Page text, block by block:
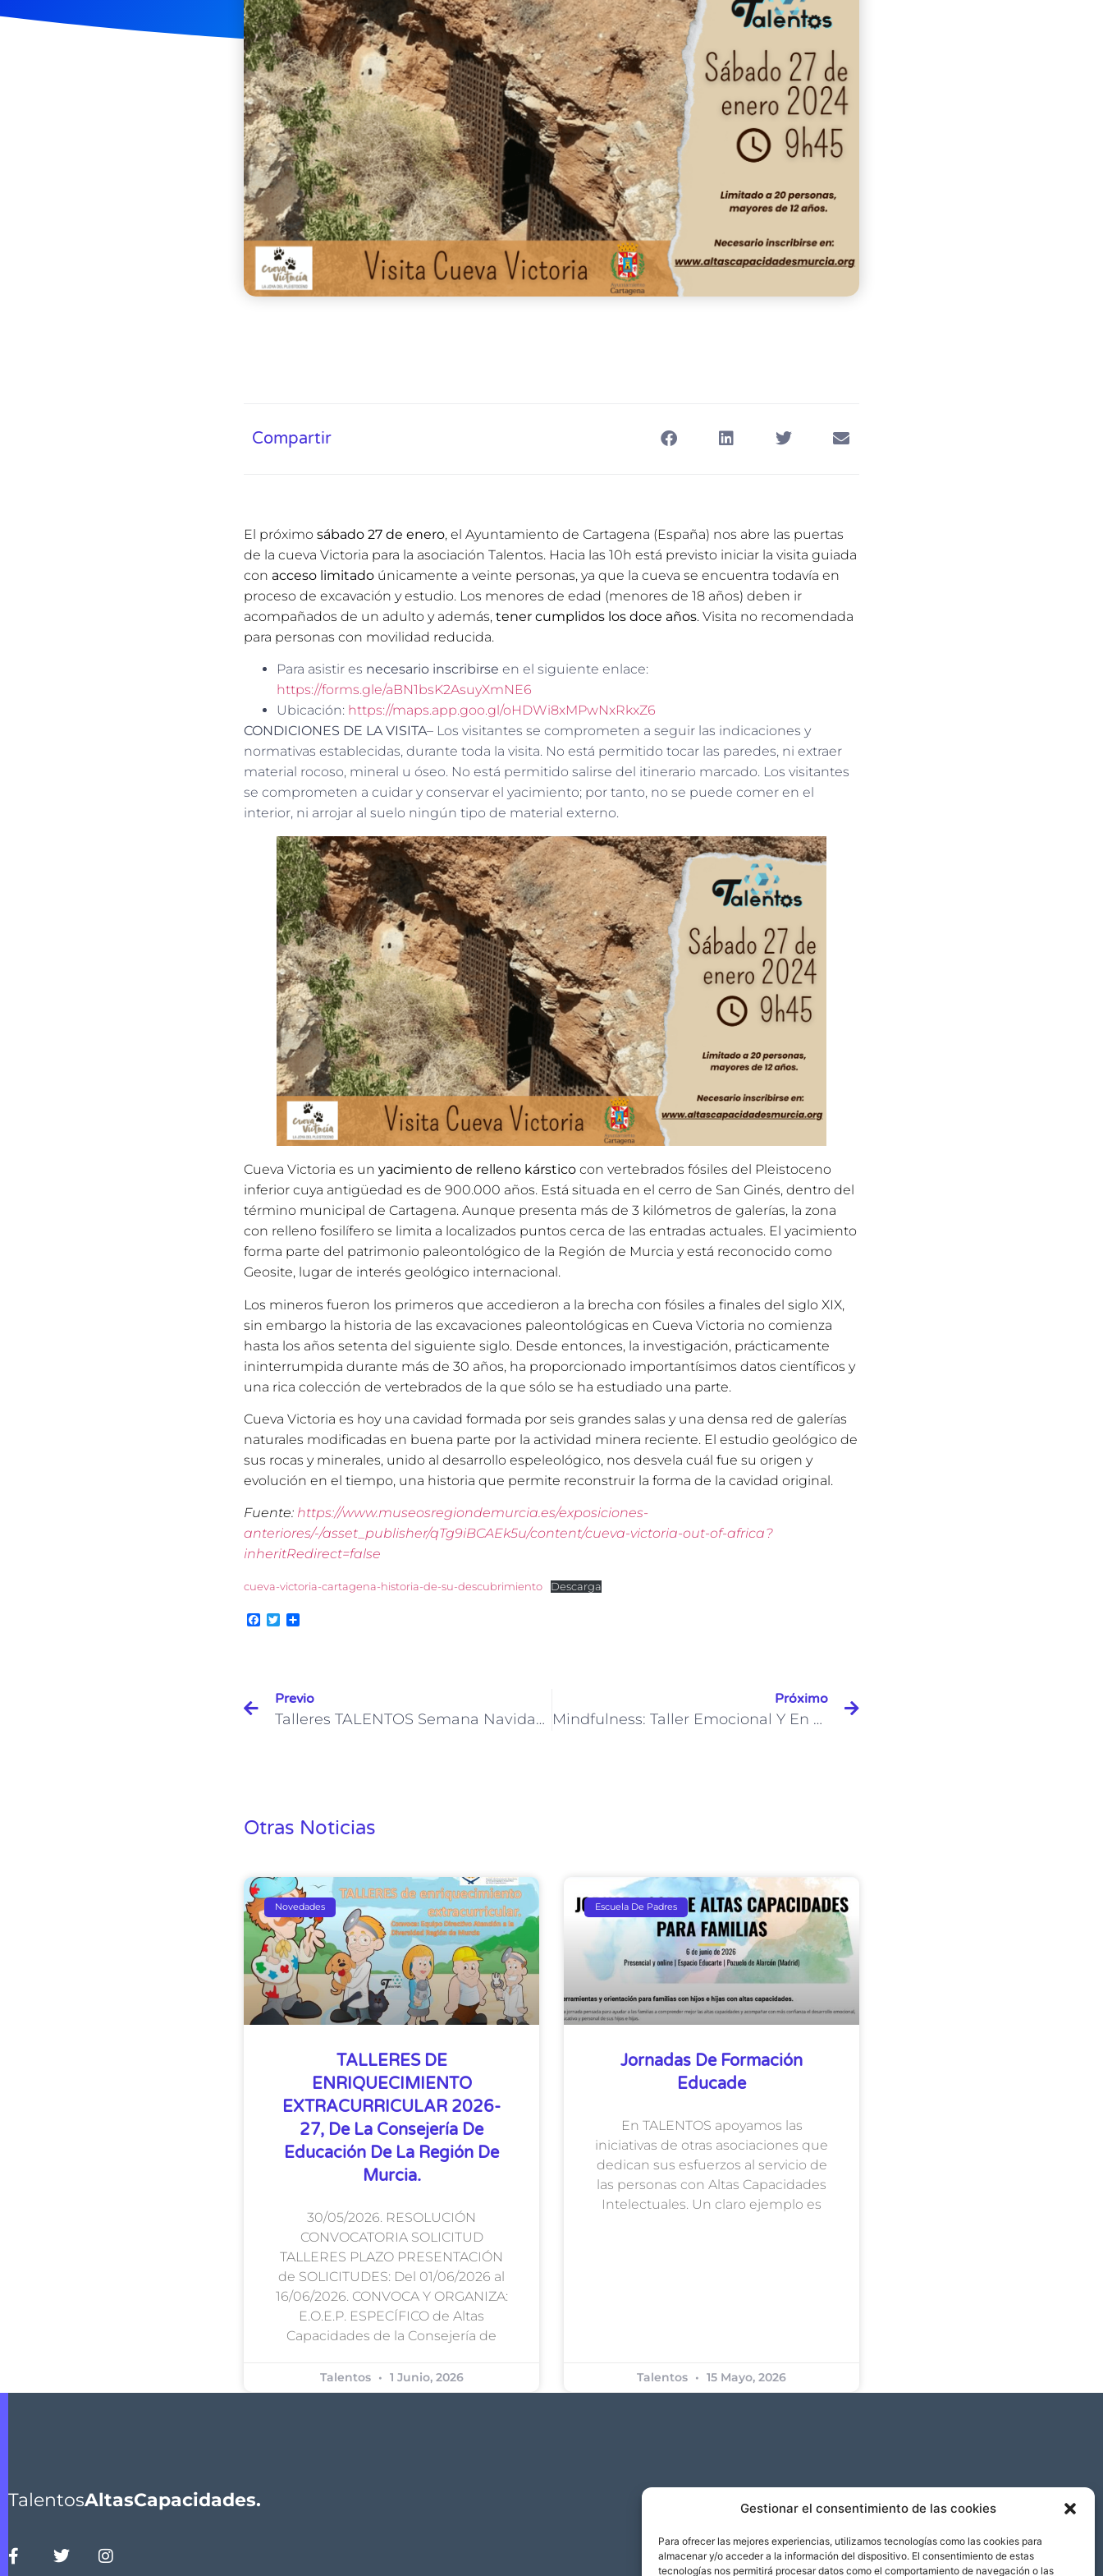
Gestionar el consentimiento de las cookies
Para ofrecer las mejores experiencias, utilizamos tecnologías como las cookies para
almacenar y/o acceder a la información del dispositivo. El consentimiento de estas
tecnologías nos permitirá procesar datos como el comportamiento de navegación o las
Compartir
El próximo sábado 27 de enero, el Ayuntamiento de Cartagena (España) nos abre las puertas
de la cueva Victoria para la asociación Talentos. Hacia las 10h está previsto iniciar la visita guiada
con acceso limitado únicamente a veinte personas, ya que la cueva se encuentra todavía en
proceso de excavación y estudio. Los menores de edad (menores de 18 años) deben ir
acompañados de un adulto y además, tener cumplidos los doce años. Visita no recomendada
para personas con movilidad reducida.
Para asistir es necesario inscribirse en el siguiente enlace:
https://forms.gle/aBN1bsK2AsuyXmNE6
Ubicación: https://maps.app.goo.gl/oHDWi8xMPwNxRkxZ6
CONDICIONES DE LA VISITA– Los visitantes se comprometen a seguir las indicaciones y
normativas establecidas, durante toda la visita. No está permitido tocar las paredes, ni extraer
material rocoso, mineral u óseo. No está permitido salirse del itinerario marcado. Los visitantes
se comprometen a cuidar y conservar el yacimiento; por tanto, no se puede comer en el
interior, ni arrojar al suelo ningún tipo de material externo.
Cueva Victoria es un yacimiento de relleno kárstico con vertebrados fósiles del Pleistoceno
inferior cuya antigüedad es de 900.000 años. Está situada en el cerro de San Ginés, dentro del
término municipal de Cartagena. Aunque presenta más de 3 kilómetros de galerías, la zona
con relleno fosilífero se limita a localizados puntos cerca de las entradas actuales. El yacimiento
forma parte del patrimonio paleontológico de la Región de Murcia y está reconocido como
Geosite, lugar de interés geológico internacional.
Los mineros fueron los primeros que accedieron a la brecha con fósiles a finales del siglo XIX,
sin embargo la historia de las excavaciones paleontológicas en Cueva Victoria no comienza
hasta los años setenta del siguiente siglo. Desde entonces, la investigación, prácticamente
ininterrumpida durante más de 30 años, ha proporcionado importantísimos datos científicos y
una rica colección de vertebrados de la que sólo se ha estudiado una parte.
Cueva Victoria es hoy una cavidad formada por seis grandes salas y una densa red de galerías
naturales modificadas en buena parte por la actividad minera reciente. El estudio geológico de
sus rocas y minerales, unido al desarrollo espeleológico, nos desvela cuál fue su origen y
evolución en el tiempo, una historia que permite reconstruir la forma de la cavidad original.
Fuente: https://www.museosregiondemurcia.es/exposiciones-
anteriores/-/asset_publisher/qTg9iBCAEk5u/content/cueva-victoria-out-of-africa?
inheritRedirect=false
cueva-victoria-cartagena-historia-de-su-descubrimiento Descarga
Facebook
Twitter
Previo
Talleres TALENTOS Semana Navidad 2023
Próximo
Mindfulness: Taller Emocional Y En Valores.
Otras Noticias
Novedades
TALLERES DE
ENRIQUECIMIENTO
EXTRACURRICULAR 2026-
27, De La Consejería De
Educación De La Región De
Murcia.
30/05/2026. RESOLUCIÓN
CONVOCATORIA SOLICITUD
TALLERES PLAZO PRESENTACIÓN
de SOLICITUDES: Del 01/06/2026 al
16/06/2026. CONVOCA Y ORGANIZA:
E.O.E.P. ESPECÍFICO de Altas
Capacidades de la Consejería de
Talentos 1 Junio, 2026
Escuela De Padres
Jornadas De Formación
Educade
En TALENTOS apoyamos las
iniciativas de otras asociaciones que
dedican sus esfuerzos al servicio de
las personas con Altas Capacidades
Intelectuales. Un claro ejemplo es
Talentos 15 Mayo, 2026
TalentosAltasCapacidades.